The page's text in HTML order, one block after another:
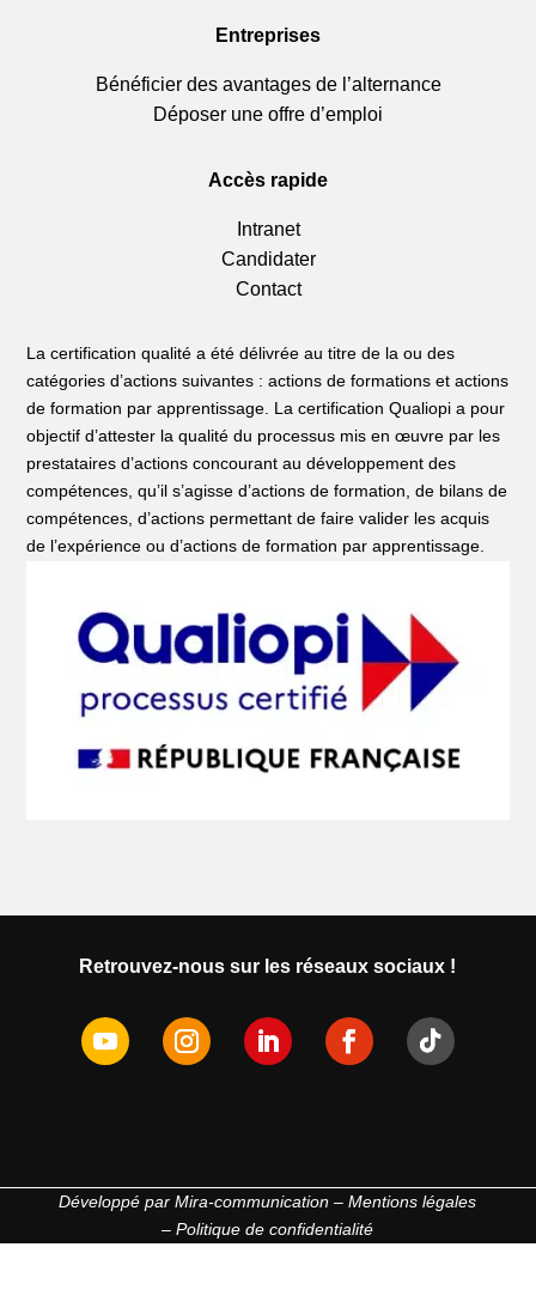
Entreprises
Bénéficier des avantages de l’alternance
Déposer une offre d’emploi
Accès rapide
Intranet
Candidater
Contact
La certification qualité a été délivrée au titre de la ou des
catégories d’actions suivantes : actions de formations et actions
de formation par apprentissage. La certification Qualiopi a pour
objectif d’attester la qualité du processus mis en œuvre par les
prestataires d’actions concourant au développement des
compétences, qu’il s’agisse d’actions de formation, de bilans de
compétences, d’actions permettant de faire valider les acquis
de l’expérience ou d’actions de formation par apprentissage.
Retrouvez-nous sur les réseaux sociaux !
Développé parMira-communication –Mentions légales
–Politique de confidentialité